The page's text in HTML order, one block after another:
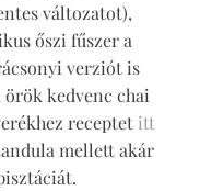
változatot),
őszi fűszer a
verziót is
örök kedvenc chai
receptet itt
mellett akár